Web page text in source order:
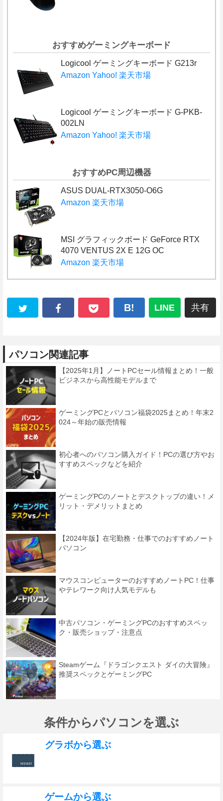
おすすめゲーミングキーボード
Logicool ゲーミングキーボード G213r
Amazon Yahoo! 楽天市場
Logicool ゲーミングキーボード G-PKB-
002LN
Amazon Yahoo! 楽天市場
おすすめPC周辺機器
ASUS DUAL-RTX3050-O6G
Amazon 楽天市場
MSI グラフィックボード GeForce RTX
4070 VENTUS 2X E 12G OC
Amazon 楽天市場
B! LINE 共有
パソコン関連記事
【2025年1月】ノートPCセール情報まとめ！一般
ビジネスから高性能モデルまで
ゲーミングPCとパソコン福袋2025まとめ！年末2
024～年始の販売情報
初心者へのパソコン購入ガイド！PCの選び方やお
すすめスペックなどを紹介
ゲーミングPCのノートとデスクトップの違い！メ
リット・デメリットまとめ
【2024年版】在宅勤務・仕事でのおすすめノート
パソコン
マウスコンピューターのおすすめノートPC！仕事
やテレワーク向け人気モデルも
中古パソコン・ゲーミングPCのおすすめスペッ
ク・販売ショップ・注意点
Steamゲーム『ドラゴンクエスト ダイの大冒険』
推奨スペックとゲーミングPC
条件からパソコンを選ぶ
グラボから選ぶ
ゲームから選ぶ